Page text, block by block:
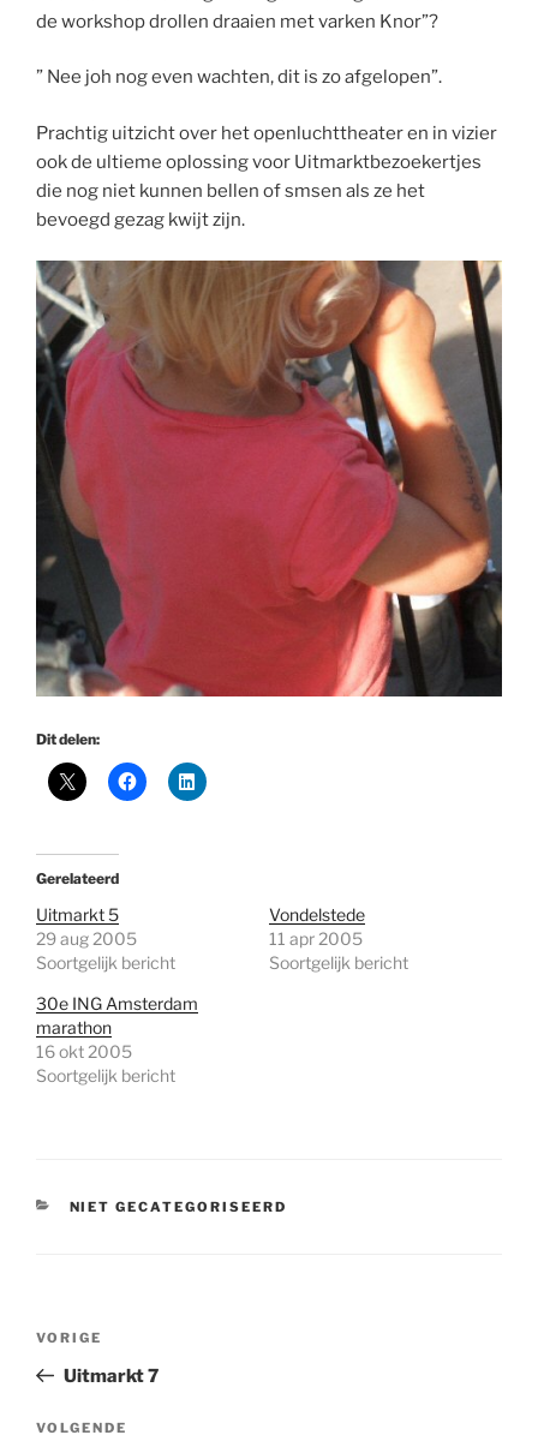
de workshop drollen draaien met varken Knor”?
” Nee joh nog even wachten, dit is zo afgelopen”.
Prachtig uitzicht over het openluchttheater en in vizier
ook de ultieme oplossing voor Uitmarktbezoekertjes
die nog niet kunnen bellen of smsen als ze het
bevoegd gezag kwijt zijn.
Dit delen:
Gerelateerd
Uitmarkt 5
29 aug 2005
Soortgelijk bericht
Vondelstede
11 apr 2005
Soortgelijk bericht
30e ING Amsterdam
marathon
16 okt 2005
Soortgelijk bericht
CATEGORIEËN
NIET GECATEGORISEERD
Vorig
bericht
VORIGE
Uitmarkt 7
Volgend
VOLGENDE